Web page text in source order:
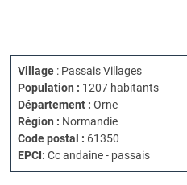
Village : Passais Villages
Population : 1207 habitants
Département : Orne
Région : Normandie
Code postal : 61350
EPCI: Cc andaine - passais